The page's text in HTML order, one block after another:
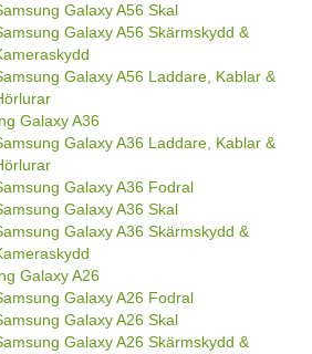
Galaxy A56 Skal
Galaxy A56 Skärmskydd &
Galaxy A56 Laddare, Kablar &
Galaxy A36
Galaxy A36 Laddare, Kablar &
Galaxy A36 Fodral
Galaxy A36 Skal
Galaxy A36 Skärmskydd &
Galaxy A26
Galaxy A26 Fodral
Galaxy A26 Skal
Galaxy A26 Skärmskydd &